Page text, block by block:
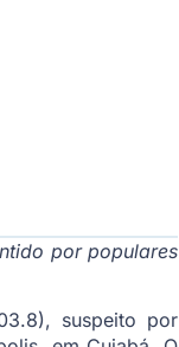
por populares
suspeito por